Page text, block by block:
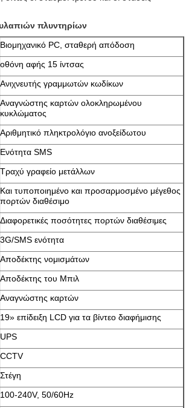
ένα μήνυμα
bellen je snel terug!
υποβολή
πλυντηρίων
Βιομηχανικό PC, σταθερή απόδοση
οθόνη αφής 15 ίντσας
Ανιχνευτής γραμμωτών κωδίκων
Αναγνώστης καρτών ολοκληρωμένου
κυκλώματος
Αριθμητικό πληκτρολόγιο ανοξείδωτου
Ενότητα SMS
Τραχύ γραφείο μετάλλων
Και τυποποιημένο και προσαρμοσμένο μέγεθος
πορτών διαθέσιμο
Διαφορετικές ποσότητες πορτών διαθέσιμες
3G/SMS ενότητα
Αποδέκτης νομισμάτων
Αποδέκτης του Μπιλ
Αναγνώστης καρτών
19» επίδειξη LCD για τα βίντεο διαφήμισης
UPS
CCTV
Στέγη
100-240V, 50/60Hz